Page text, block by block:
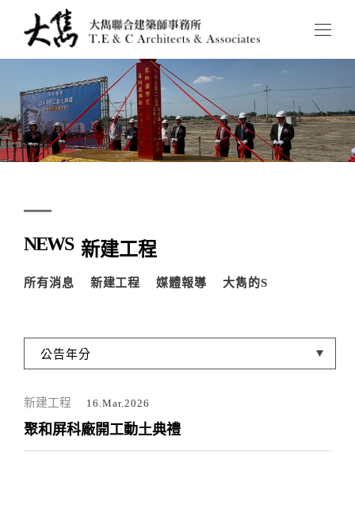
NEWS 新建工程
所有消息 新建工程 媒體報導 大雋的S
新建工程 16.Mar.2026
聚和屏科廠開工動土典禮